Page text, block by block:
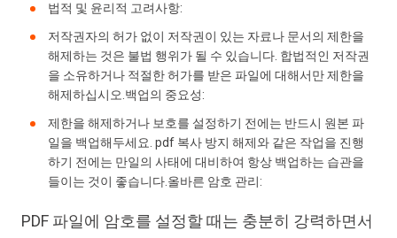
법적 및 윤리적 고려사항:
저작권자의 허가 없이 저작권이 있는 자료나 문서의 제한을
해제하는 것은 불법 행위가 될 수 있습니다. 합법적인 저작권
을 소유하거나 적절한 허가를 받은 파일에 대해서만 제한을
해제하십시오.백업의 중요성:
제한을 해제하거나 보호를 설정하기 전에는 반드시 원본 파
일을 백업해두세요. pdf 복사 방지 해제와 같은 작업을 진행
하기 전에는 만일의 사태에 대비하여 항상 백업하는 습관을
들이는 것이 좋습니다.올바른 암호 관리:
PDF 파일에 암호를 설정할 때는 충분히 강력하면서